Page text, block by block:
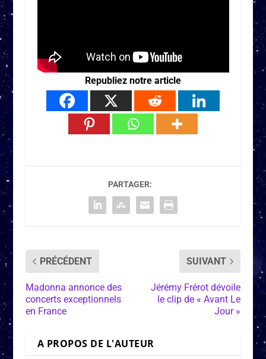
Republiez notre article
PARTAGER:
PRÉCÉDENT
Madonna annonce des
concerts exceptionnels
en France
SUIVANT
Jérémy Frérot dévoile
le clip de « Avant Le
Jour »
A PROPOS DE L'AUTEUR